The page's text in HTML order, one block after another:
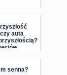
auta
senna?